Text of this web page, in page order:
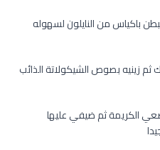
باكياس من النايلون لسهوله
ثم زينيه بصوص الشيكولاتة الذائب
الكريمة ثم ضيفي عليها